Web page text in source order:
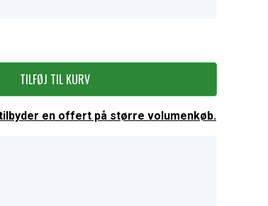
TILFØJ TIL KURV
en offert på større volumenkøb.